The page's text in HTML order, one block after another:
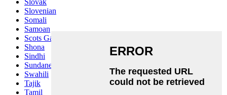
Slovak
Slovenian
Somali
Samoan
Scots Gaelic
Shona
Sindhi
Sundanese
Swahili
Tajik
Tamil